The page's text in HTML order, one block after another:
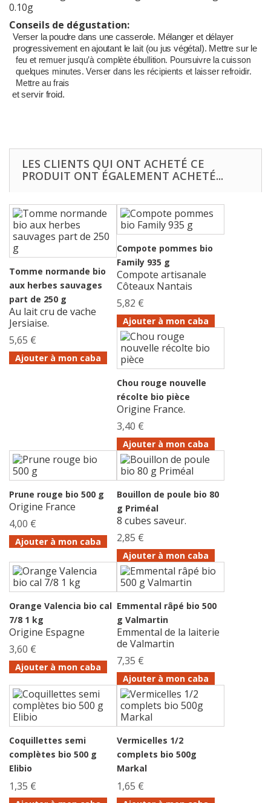
0.10g
Conseils de dégustation:
Verser la poudre dans une casserole. Mélanger et délayer
progressivement en ajoutant le lait (ou jus végétal). Mettre sur le
feu et remuer jusqu’à complète ébullition. Poursuivre la cuisson
quelques minutes. Verser dans les récipients et laisser refroidir.
Mettre au frais
et servir froid.
LES CLIENTS QUI ONT ACHETÉ CE
PRODUIT ONT ÉGALEMENT ACHETÉ...
Tomme normande bio
aux herbes sauvages
part de 250 g
Au lait cru de vache
Jersiaise.
5,65 €
Ajouter à mon caba
Compote pommes bio
Family 935 g
Compote artisanale
Côteaux Nantais
5,82 €
Ajouter à mon caba
Chou rouge nouvelle
récolte bio pièce
Origine France.
3,40 €
Ajouter à mon caba
Prune rouge bio 500 g
Origine France
4,00 €
Ajouter à mon caba
Bouillon de poule bio 80
g Priméal
8 cubes saveur.
2,85 €
Ajouter à mon caba
Orange Valencia bio cal
7/8 1 kg
Origine Espagne
3,60 €
Ajouter à mon caba
Emmental râpé bio 500
g Valmartin
Emmental de la laiterie
de Valmartin
7,35 €
Ajouter à mon caba
Coquillettes semi
complètes bio 500 g
Elibio
1,35 €
Vermicelles 1/2
complets bio 500g
Markal
1,65 €